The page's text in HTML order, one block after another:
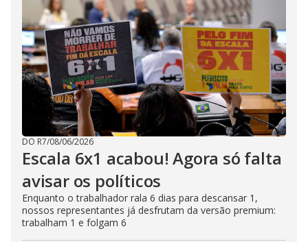
DO R7/08/06/2026
Escala 6x1 acabou! Agora só falta
avisar os políticos
Enquanto o trabalhador rala 6 dias para descansar 1,
nossos representantes já desfrutam da versão premium:
trabalham 1 e folgam 6